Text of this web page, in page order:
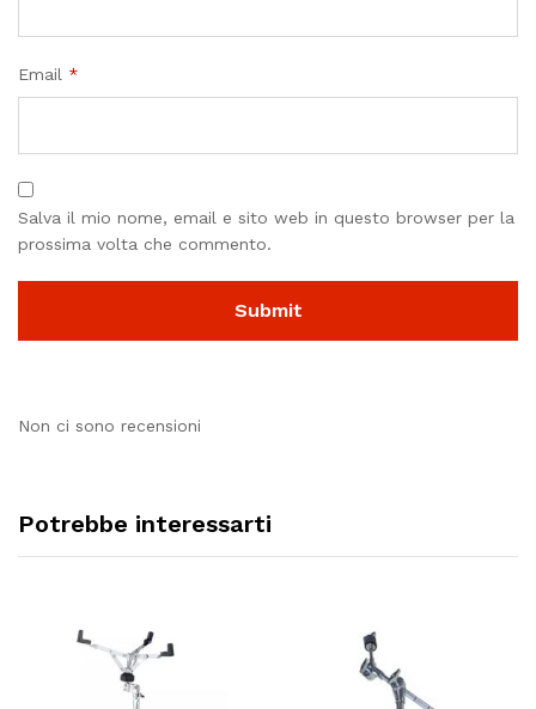
Email *
Salva il mio nome, email e sito web in questo browser per la
prossima volta che commento.
Non ci sono recensioni
Potrebbe interessarti